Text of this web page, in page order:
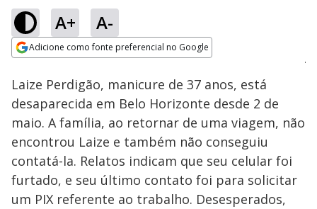
A+ A-
Adicione como fonte preferencial no Google
Ativar
Loaded:
44.39%
Laize Perdigão, manicure de 37 anos, está
desaparecida em Belo Horizonte desde 2 de
maio. A família, ao retornar de uma viagem, não
encontrou Laize e também não conseguiu
contatá-la. Relatos indicam que seu celular foi
furtado, e seu último contato foi para solicitar
um PIX referente ao trabalho. Desesperados,